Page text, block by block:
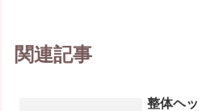
関連記事
整体ヘ